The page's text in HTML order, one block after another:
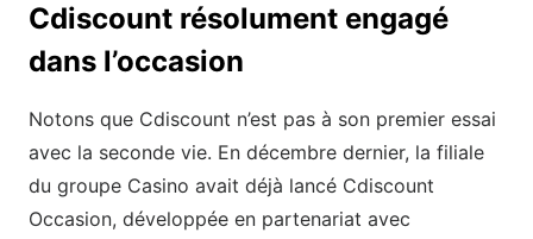
Cdiscount résolument engagé
dans l’occasion
Notons que Cdiscount n’est pas à son premier essai
avec la seconde vie. En décembre dernier, la filiale
du groupe Casino avait déjà lancé Cdiscount
Occasion, développée en partenariat avec